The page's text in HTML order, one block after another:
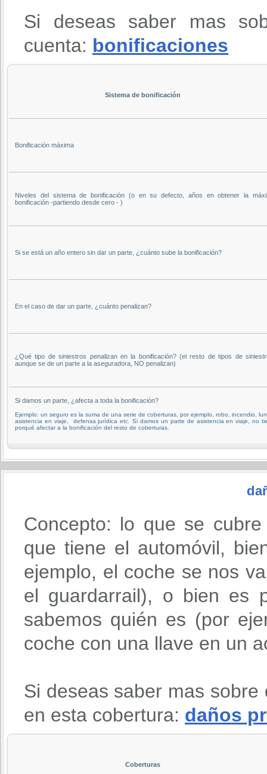
Si deseas saber mas
cuenta: bonificaciones
Sistema de bonificación
Bonificación máxima
Niveles del sistema de bonificación (o en su defecto, años en obtener la
bonificación -partiendo desde cero - )
Si se está un año entero sin dar un parte, ¿cuánto sube la bonificación?
En el caso de dar un parte, ¿cuánto penalizan?
¿Qué tipo de siniestros penalizan en la bonificación? (el resto de tipos de
aunque se de un parte a la aseguradora, NO penalizan)
Si damos un parte, ¿afecta a toda la bonificación?
Ejemplo: un seguro es la suma de una serie de coberturas, por ejemplo, robo, incendio,
asistencia en viaje, defensa jurídica etc. Si damos un parte de asistencia en viaje, no
porqué afectar a la bonificación del resto de coberturas.
Concepto: lo que se
que tiene el automóvil,
ejemplo, el coche se nos
el guardarrail), o bien es
sabemos quién es (por
coche con una llave en un
Si deseas saber mas
en esta cobertura: daños
Coberturas